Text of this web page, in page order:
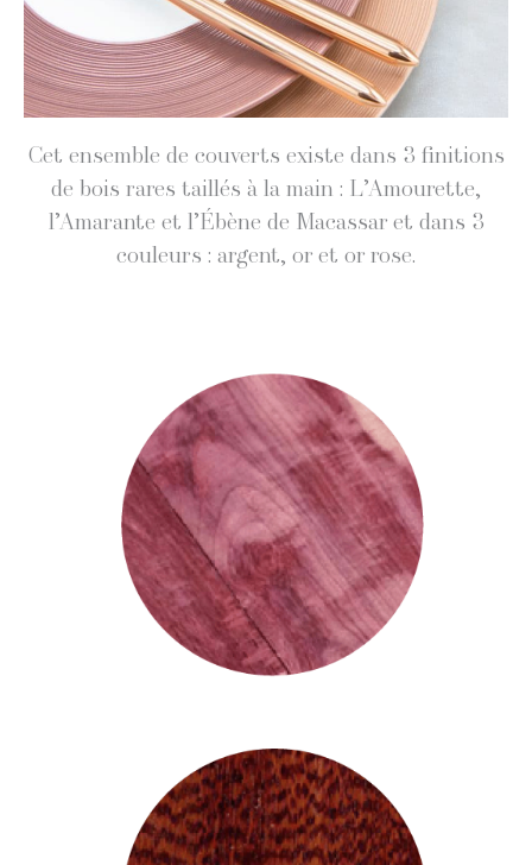
Cet ensem­ble de cou­verts existe dans 3 fini­tions
de bois rares tail­lés à la main : L’Amourette,
l’Amarante et l’Ébène de Macas­sar et dans 3
couleurs : argent, or et or rose.